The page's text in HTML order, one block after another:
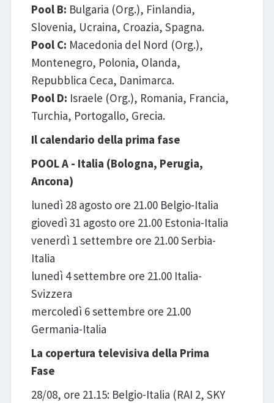
Pool B: Bulgaria (Org.), Finlandia,
Slovenia, Ucraina, Croazia, Spagna.
Pool C: Macedonia del Nord (Org.),
Montenegro, Polonia, Olanda,
Repubblica Ceca, Danimarca.
Pool D: Israele (Org.), Romania, Francia,
Turchia, Portogallo, Grecia.
Il calendario della prima fase
POOL A - Italia (Bologna, Perugia,
Ancona)
lunedì 28 agosto ore 21.00 Belgio-Italia
giovedì 31 agosto ore 21.00 Estonia-Italia
venerdì 1 settembre ore 21.00 Serbia-
Italia
lunedì 4 settembre ore 21.00 Italia-
Svizzera
mercoledì 6 settembre ore 21.00
Germania-Italia
La copertura televisiva della Prima
Fase
28/08, ore 21.15: Belgio-Italia (RAI 2, SKY